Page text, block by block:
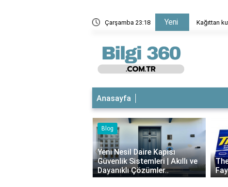
Çarşamba 23:18 Yeni Kağıttan
Anasayfa
Blog
Yeni Nesil Daire Kapısı
Güvenlik Sistemleri | Akıllı ve
Dayanıklı Çözümler..
‹